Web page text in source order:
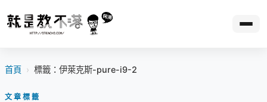
首頁 › 標籤：伊萊克斯-pure-i9-2
文章標籤